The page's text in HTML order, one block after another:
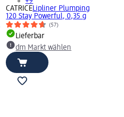
CATRICELipliner Plumping
120 Stay Powerful, 0,35 g
(57)
Lieferbar
dm Markt wählen